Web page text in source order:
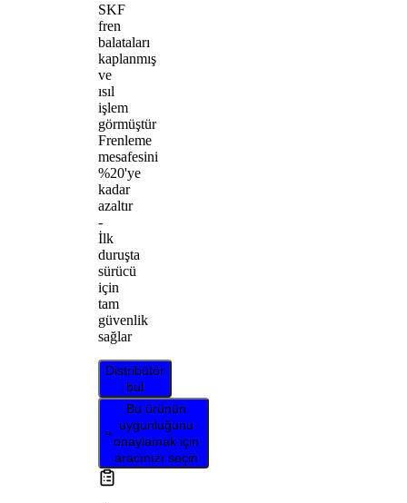
SKF
fren
balataları
kaplanmış
ve
ısıl
işlem
görmüştür
Frenleme
mesafesini
%20'ye
kadar
azaltır
-
İlk
duruşta
sürücü
için
tam
güvenlik
sağlar
Distribütör
bul
Bu ürünün
uygunluğunu
onaylamak için
aracınızı seçin